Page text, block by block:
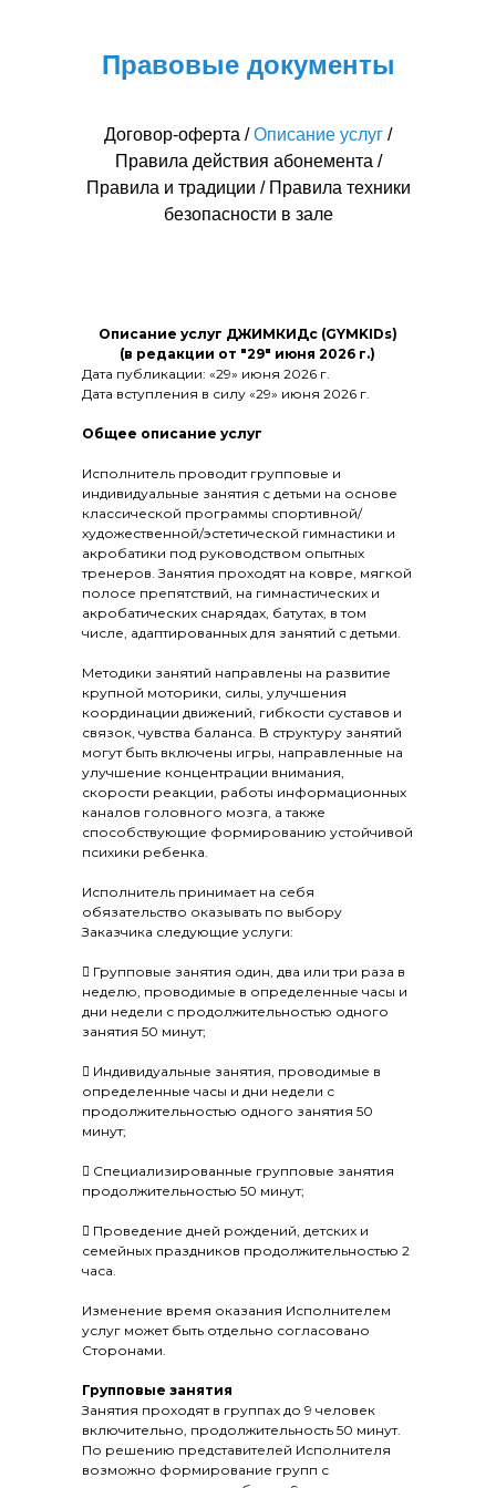
Правовые документы
Договор-оферта /Описание услуг /
Правила действия абонемента /
Правила и традиции / Правила техники
безопасности в зале
Описание услуг ДЖИМКИДс (GYMKIDs)
(в редакции от "29″ июня 2026 г.)
Дата публикации: «29» июня 2026 г.
Дата вступления в силу «29» июня 2026 г.
Общее описание услуг
Исполнитель проводит групповые и
индивидуальные занятия с детьми на основе
классической программы спортивной/
художественной/эстетической гимнастики и
акробатики под руководством опытных
тренеров. Занятия проходят на ковре, мягкой
полосе препятствий, на гимнастических и
акробатических снарядах, батутах, в том
числе, адаптированных для занятий с детьми.
Методики занятий направлены на развитие
крупной моторики, силы, улучшения
координации движений, гибкости суставов и
связок, чувства баланса. В структуру занятий
могут быть включены игры, направленные на
улучшение концентрации внимания,
скорости реакции, работы информационных
каналов головного мозга, а также
способствующие формированию устойчивой
психики ребенка.
Исполнитель принимает на себя
обязательство оказывать по выбору
Заказчика следующие услуги:
 Групповые занятия один, два или три раза в
неделю, проводимые в определенные часы и
дни недели с продолжительностью одного
занятия 50 минут;
 Индивидуальные занятия, проводимые в
определенные часы и дни недели с
продолжительностью одного занятия 50
минут;
 Специализированные групповые занятия
продолжительностью 50 минут;
 Проведение дней рождений, детских и
семейных праздников продолжительностью 2
часа.
Изменение время оказания Исполнителем
услуг может быть отдельно согласовано
Сторонами.
Групповые занятия
Занятия проходят в группах до 9 человек
включительно, продолжительность 50 минут.
По решению представителей Исполнителя
возможно формирование групп с